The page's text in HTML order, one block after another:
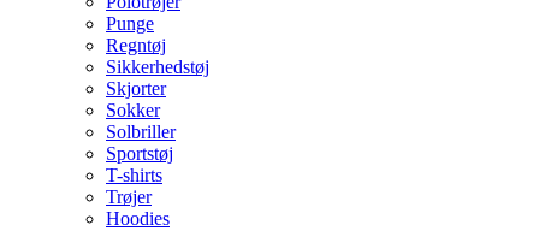
Punge
Regntøj
Sikkerhedstøj
Skjorter
Sokker
Solbriller
Sportstøj
T-shirts
Trøjer
Hoodies